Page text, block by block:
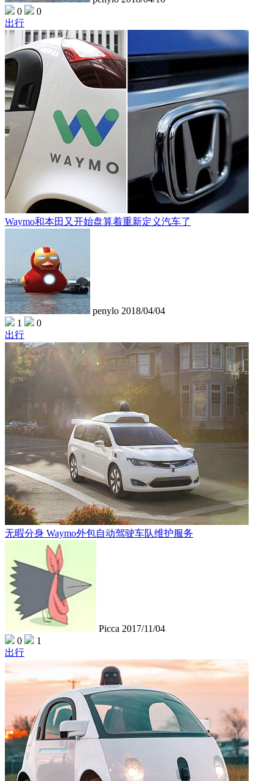
0
0
出行
Waymo和本田又开始盘算着重新定义汽车了
penylo 2018/04/04
1
0
出行
无暇分身 Waymo外包自动驾驶车队维护服务
Picca 2017/11/04
0
1
出行